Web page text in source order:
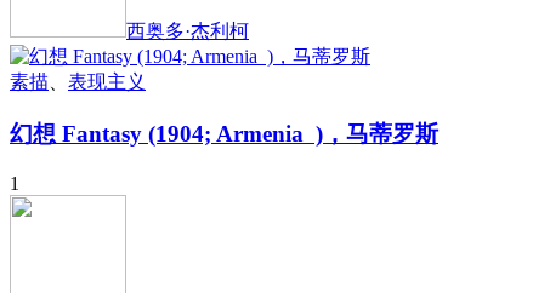
西奥多·杰利柯
素描 表现主义
幻想 Fantasy (1904; Armenia )，马蒂罗斯
1